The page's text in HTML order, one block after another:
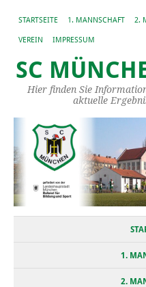
STARTSEITE 1. MANNSCHAFT 2.
VEREIN IMPRESSUM
SC
Hier finden Sie
aktuelle
1.
2.